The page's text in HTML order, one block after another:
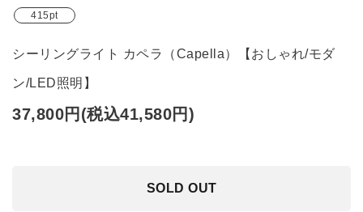
415pt
シーリングライト カペラ（Capella）【おしゃれ/モダ
ン/LED照明】
37,800円(税込41,580円)
SOLD OUT